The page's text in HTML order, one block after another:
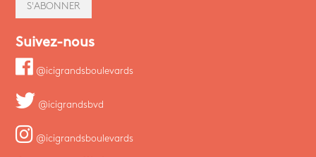
S'ABONNER
Suivez-nous
@icigrandsboulevards
@icigrandsbvd
@icigrandsboulevards